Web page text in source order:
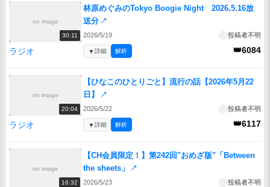
no image
30:11
林原めぐみのTokyo Boogie Night 2026.5.16放
送分 ↗
2026/5/19 投稿者不明
ラジオ 👑6084
▼詳細 解析
no image
20:04
【ひなこのひとりごと】流行の話【2026年5月22
日】
↗
2026/5/22 投稿者不明
ラジオ 👑6117
▼詳細 解析
no image
16:32
【CH会員限定！】第242回"おめざ版"「Between
the sheets」
↗
2026/5/23 投稿者不明